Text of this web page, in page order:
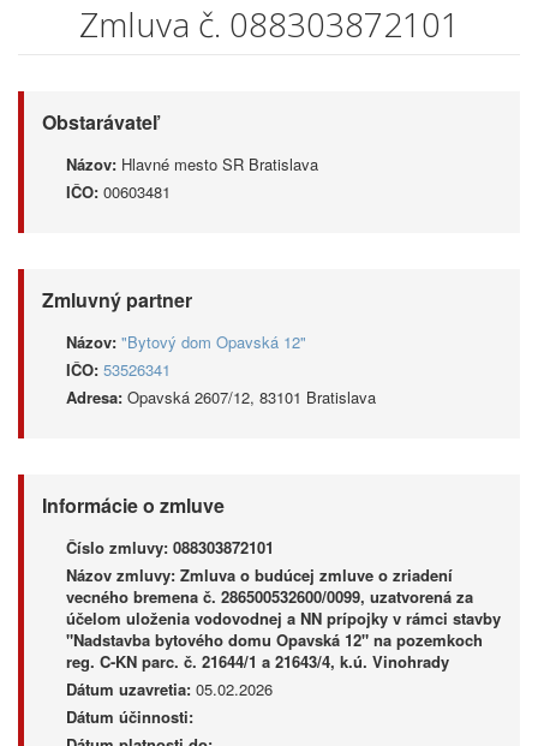
Zmluva č. 088303872101
Obstarávateľ
Názov: Hlavné mesto SR Bratislava
IČO: 00603481
Zmluvný partner
Názov: "Bytový dom Opavská 12"
IČO: 53526341
Adresa: Opavská 2607/12, 83101 Bratislava
Informácie o zmluve
Číslo zmluvy: 088303872101
Názov zmluvy: Zmluva o budúcej zmluve o zriadení
vecného bremena č. 286500532600/0099, uzatvorená za
účelom uloženia vodovodnej a NN prípojky v rámci stavby
"Nadstavba bytového domu Opavská 12" na pozemkoch
reg. C-KN parc. č. 21644/1 a 21643/4, k.ú. Vinohrady
Dátum uzavretia: 05.02.2026
Dátum účinnosti: